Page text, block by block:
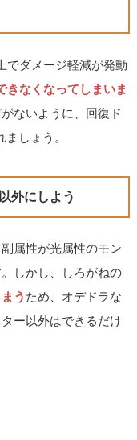
でダメージ軽減が発動
きなくなってしまいま
ないように、回復ド
しょう。
外にしよう
属性が光属性のモン
しかし、しろがねの
う ため、オデドラな
ー以外はできるだけ